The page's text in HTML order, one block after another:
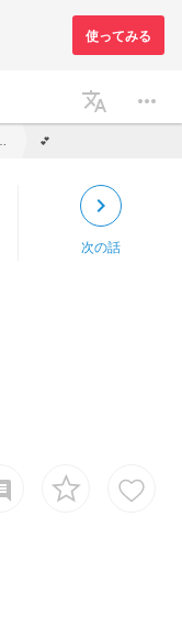
translate more_horiz
💕
keyboard_arrow_right
次の話